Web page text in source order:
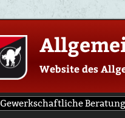
Website des
Gewerkschaftliche Beratung